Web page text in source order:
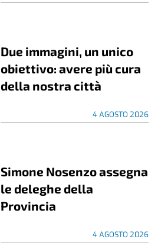
Due immagini, un unico
obiettivo: avere più cura
della nostra città
4 AGOSTO 2026
Simone Nosenzo assegna
le deleghe della
Provincia
4 AGOSTO 2026